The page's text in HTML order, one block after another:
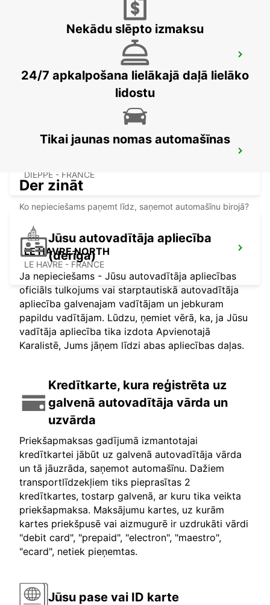
DIEPPE - FRANCE
DIEPPE RAILWAY STATION - SERVICE
DIEPPE - FRANCE
LE HAVRE NORTH
LE HAVRE - FRANCE
Nekādu slēpto izmaksu
24/7 apkalpošana lielākajā daļā lielāko
lidostu
Tikai jaunas nomas automašīnas
Der zināt
Ko nepieciešams paņemt līdz, saņemot automašīnu birojā?
Jūsu autovadītāja apliecība
(derīga)
Ja nepieciešams - Jūsu autovadītāja apliecības
oficiāls tulkojums vai starptautiskā autovadītāja
apliecība galvenajam vadītājam un jebkuram
papildu vadītājam. Lūdzu, ņemiet vērā, ka, ja Jūsu
vadītāja apliecība tika izdota Apvienotajā
Karalistē, Jums jāņem līdzi abas apliecības daļas.
Kredītkarte, kura reģistrēta uz
galvenā autovadītāja vārda un
uzvārda
Priekšapmaksas gadījumā izmantotajai
kredītkartei jābūt uz galvenā autovadītāja vārda
un tā jāuzrāda, saņemot automašīnu. Dažiem
transportlīdzekļiem tiks pieprasītas 2
kredītkartes, tostarp galvenā, ar kuru tika veikta
priekšapmaksa. Maksājumu kartes, uz kurām
kartes priekšpusē vai aizmugurē ir uzdrukāti vārdi
"debit card", "prepaid", "electron", "maestro",
"ecard", netiek pieņemtas.
Jūsu pase vai ID karte